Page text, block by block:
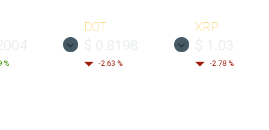
%
DOT
-2.63 %
XRP
-2.78 %